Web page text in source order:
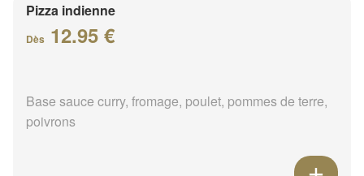
Pizza indienne
Dès 12.95 €
Base sauce curry, fromage, poulet, pommes de terre,
poivrons